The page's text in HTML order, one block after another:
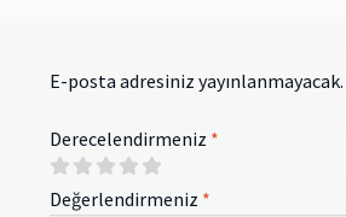
E-posta adresiniz yayınlanmayacak.
Derecelendirmeniz *
Değerlendirmeniz *